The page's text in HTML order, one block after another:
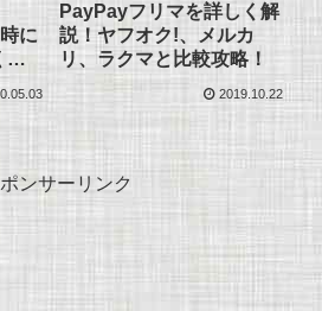
に
解
PayPayフリマを詳しく解
説！ヤフオク!、メルカ
リ、ラクマと比較攻略！
2019.10.22
ンサーリンク